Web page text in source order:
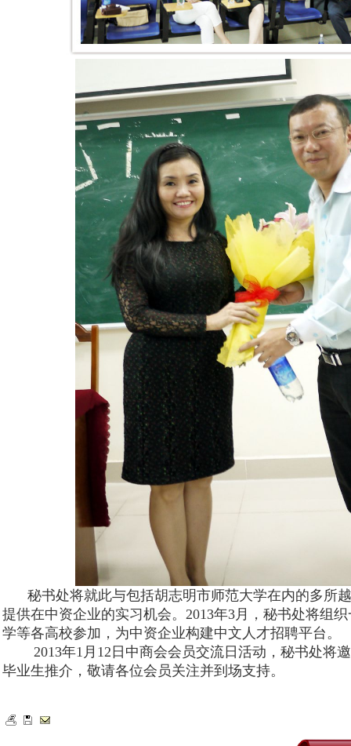
秘书处将就此与包括胡志明市师范大学在内的多所
提供在中资企业的实习机会。2013年3月，秘书处将组
学等各高校参加，为中资企业构建中文人才招聘平台。
2013年1月12日中商会会员交流日活动，秘书处将
毕业生推介，敬请各位会员关注并到场支持。